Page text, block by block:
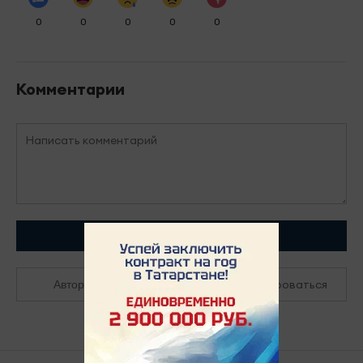
0 0 0 0 0
Комментарии
Авторизоваться Зарегистрироваться